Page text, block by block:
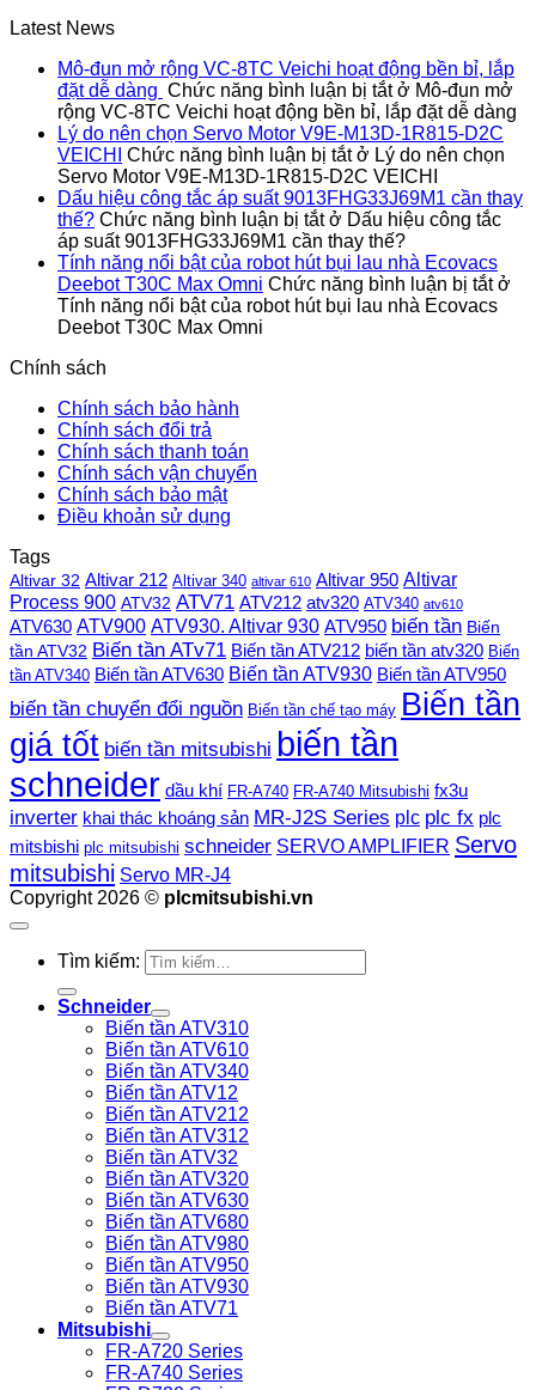
Latest News
Mô-đun mở rộng VC-8TC Veichi hoạt động bền bỉ, lắp
đặt dễ dàng Chức năng bình luận bị tắtở Mô-đun mở
rộng VC-8TC Veichi hoạt động bền bỉ, lắp đặt dễ dàng
Lý do nên chọn Servo Motor V9E-M13D-1R815-D2C
VEICHI
Chức năng bình luận bị tắtở Lý do nên chọn
Servo Motor V9E-M13D-1R815-D2C VEICHI
Dấu hiệu công tắc áp suất 9013FHG33J69M1 cần thay
thế? Chức năng bình luận bị tắtở Dấu hiệu công tắc
áp suất 9013FHG33J69M1 cần thay thế?
Tính năng nổi bật của robot hút bụi lau nhà Ecovacs
Deebot T30C Max Omni Chức năng bình luận bị tắtở
Tính năng nổi bật của robot hút bụi lau nhà Ecovacs
Deebot T30C Max Omni
Chính sách
Chính sách bảo hành
Chính sách đổi trả
Chính sách thanh toán
Chính sách vận chuyển
Chính sách bảo mật
Điều khoản sử dụng
Tags
Altivar 32 Altivar 212 Altivar 340 altivar 610 Altivar 950 Altivar
Process 900 ATV32 ATV71 ATV212 atv320 ATV340 atv610
ATV630 ATV900 ATV930. Altivar 930 ATV950 biến tần Biến
tần ATV32 Biến tần ATv71 Biến tần ATV212 biến tần atv320 Biến
tần ATV340 Biến tần ATV630 Biến tần ATV930 Biến tần ATV950
biến tần chuyển đổi nguồn Biến tần chế tạo máy Biến tần
giá tốt biến tần mitsubishi biến tần
schneider dầu khí FR-A740 FR-A740 Mitsubishi fx3u
inverter khai thác khoáng sản MR-J2S Series plc plc fx plc
mitsbishi plc mitsubishi schneider SERVO AMPLIFIER Servo
mitsubishi Servo MR-J4
Copyright 2026 © plcmitsubishi.vn
Tìm kiếm:
Schneider
Biến tần ATV310
Biến tần ATV610
Biến tần ATV340
Biến tần ATV12
Biến tần ATV212
Biến tần ATV312
Biến tần ATV32
Biến tần ATV320
Biến tần ATV630
Biến tần ATV680
Biến tần ATV980
Biến tần ATV950
Biến tần ATV930
Biến tần ATV71
Mitsubishi
FR-A720 Series
FR-A740 Series